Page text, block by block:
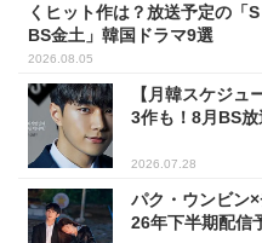
くヒット作は？放送予定の「S
BS金土」韓国ドラマ9選
2026.08.05
【月韓スケジュ
3作も！8月BS
2026.07.28
パク・ウンビン×
26年下半期配信